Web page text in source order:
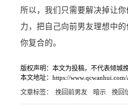
所以，我们只需要解决掉让
力，把自己向前男友理想中
你复合的。
版权声明：本文为投稿，不代表倾城
本文地址：https://
文章标签： 挽回前男友 暗示 挽回